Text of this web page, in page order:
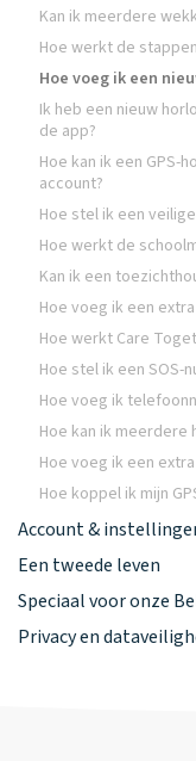
Kan ik meerdere
Hoe werkt de
Hoe voeg ik een
Ik heb een nieuw
de app?
Hoe kan ik een
account?
Hoe stel ik een
Hoe werkt de
Kan ik een
Hoe voeg ik een
Hoe werkt Care
Hoe stel ik een SOS-
Hoe voeg ik
Hoe kan ik meerdere
Hoe voeg ik een
Hoe koppel ik mijn
Account &
Een tweede leven
Speciaal voor onze
Privacy en